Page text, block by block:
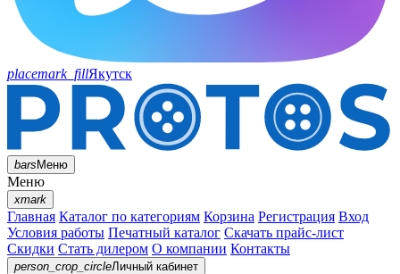
placemark_fillЯкутск
barsМеню
Меню
xmark
Главная Каталог по категориям Корзина Регистрация Вход
Условия работы Печатный каталог Скачать прайс-лист
Скидки Стать дилером О компании Контакты
person_crop_circleЛичный кабинет